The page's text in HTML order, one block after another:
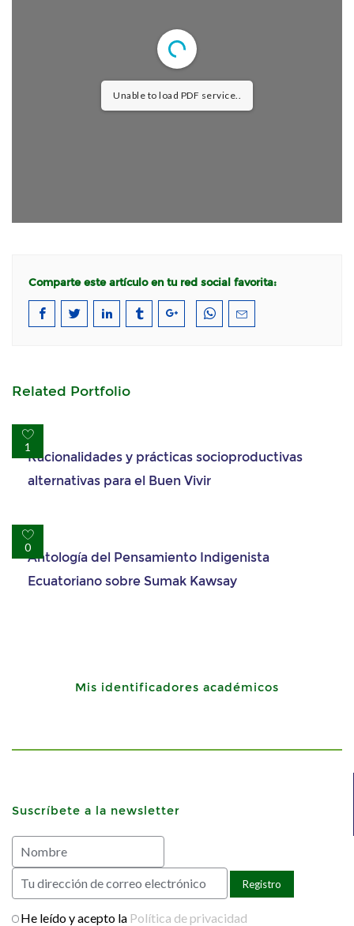
Unable to load PDF service..
Comparte este artículo en tu red social favorita:
Related Portfolio
1Racionalidades y prácticas socioproductivas
alternativas para el Buen Vivir
0Antología del Pensamiento Indigenista
Ecuatoriano sobre Sumak Kawsay
Mis identificadores académicos
Suscríbete a la newsletter
He leído y acepto la Política de privacidad